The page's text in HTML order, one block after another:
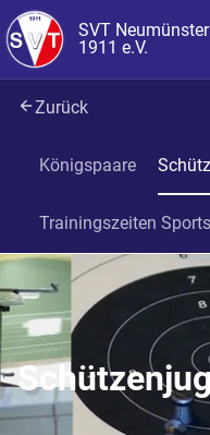
SVT
1911 e.V.
Zurück
Königspaare
Trainingszeiten